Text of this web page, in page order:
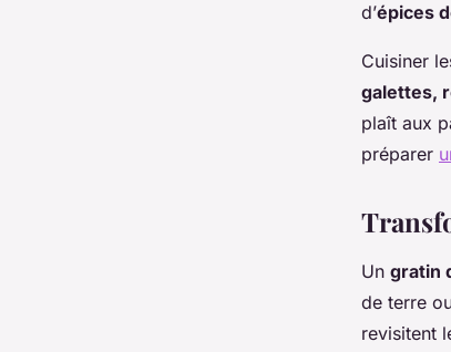
d’épices
Cuisiner
galettes,
plaît aux
préparer
Un gratin
de terre
revisitent